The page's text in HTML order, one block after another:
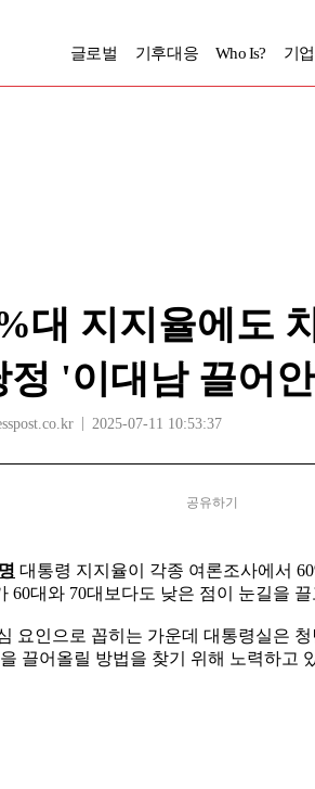
글로벌 기후대응 Who Is? 기
대 지지율에도
정 '이대남 끌어
2025-07-11 10:53:37
공유하기
대통령 지지율이 각종 여론조사에서
60대와 70대보다도 낮은 점이 눈길을
요인으로 꼽히는 가운데 대통령실은
끌어올릴 방법을 찾기 위해 노력하고